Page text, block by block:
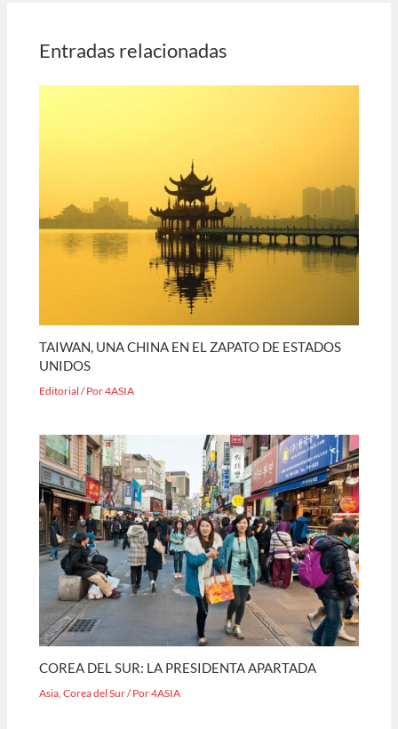
Entradas relacionadas
TAIWAN, UNA CHINA EN EL ZAPATO DE ESTADOS
UNIDOS
Editorial / Por4ASIA
COREA DEL SUR: LA PRESIDENTA APARTADA
Asia ,Corea del Sur/ Por4ASIA